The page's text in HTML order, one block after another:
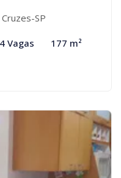
SP
4 Vagas 177 m²